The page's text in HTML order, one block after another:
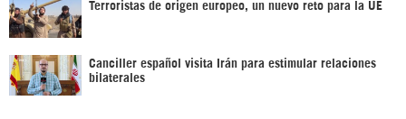
Terroristas de origen europeo, un nuevo reto para la UE
Canciller español visita Irán para estimular relaciones
bilaterales